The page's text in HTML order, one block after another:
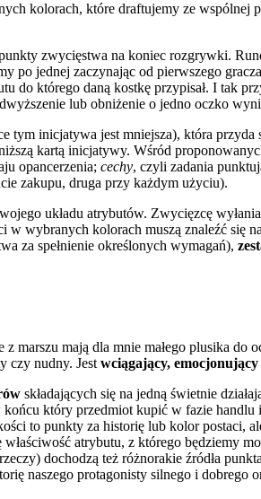
kolorach, które draftujemy ze wspólnej
zwycięstwa na koniec rozgrywki.
po jednej zaczynając od pierwszego
do którego daną kostkę przypisał. I tak
lub obniżenie o jedno oczko
tym inicjatywa jest mniejsza), która
kartą inicjatywy. Wśród
opancerzenia; cechy, czyli zadania
zakupu, druga przy każdym użyciu).
układu atrybutów. Zwycięzcę
w wybranych kolorach muszą znaleźć się
za spełnienie określonych wymagań),
mają dla mnie małego plusika do
czy nudny. Jest wciągający, emocjonujący
składających się na jedną świetnie
który przedmiot kupić w fazie
to punkty za historię lub kolor postaci,
atrybutu, z którego będziemy
dochodzą też różnorakie źródła
naszego protagonisty silnego i